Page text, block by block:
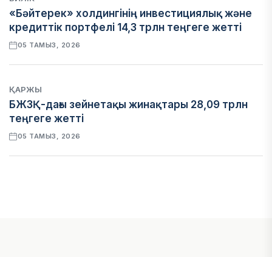
«Бәйтерек» холдингінің инвестициялық және
кредиттік портфелі 14,3 трлн теңгеге жетті
05 ТАМЫЗ, 2026
ҚАРЖЫ
БЖЗҚ-дағы зейнетақы жинақтары 28,09 трлн
теңгеге жетті
05 ТАМЫЗ, 2026